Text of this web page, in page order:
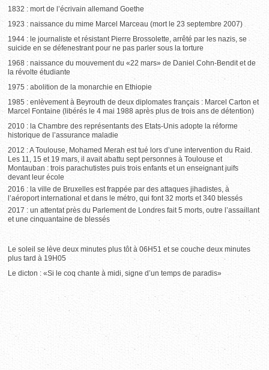
1832 : mort de l’écrivain allemand Goethe
1923 : naissance du mime Marcel Marceau (mort le 23 septembre 2007)
1944 : le journaliste et résistant Pierre Brossolette, arrêté par les nazis, se
suicide en se défenestrant pour ne pas parler sous la torture
1968 : naissance du mouvement du «22 mars» de Daniel Cohn-Bendit et de
la révolte étudiante
1975 : abolition de la monarchie en Ethiopie
1985 : enlèvement à Beyrouth de deux diplomates français : Marcel Carton et
Marcel Fontaine (libérés le 4 mai 1988 après plus de trois ans de détention)
2010 : la Chambre des représentants des Etats-Unis adopte la réforme
historique de l’assurance maladie
2012 : A Toulouse, Mohamed Merah est tué lors d’une intervention du Raid.
Les 11, 15 et 19 mars, il avait abattu sept personnes à Toulouse et
Montauban : trois parachutistes puis trois enfants et un enseignant juifs
devant leur école
2016 : la ville de Bruxelles est frappée par des attaques jihadistes, à
l’aéroport international et dans le métro, qui font 32 morts et 340 blessés
2017 : un attentat près du Parlement de Londres fait 5 morts, outre l’assaillant
et une cinquantaine de blessés
Le soleil se lève deux minutes plus tôt à 06H51 et se couche deux minutes
plus tard à 19H05
Le dicton : «Si le coq chante à midi, signe d’un temps de paradis»